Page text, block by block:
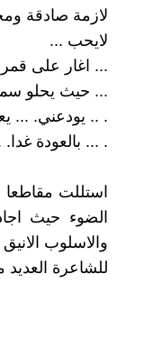
لازمة صادقة
لايحب ...
... اغار على
... حيث يحلو
. .. يودعني. ...
. ... بالعودة
استللت
الضوء حيث
والاسلوب
للشاعرة